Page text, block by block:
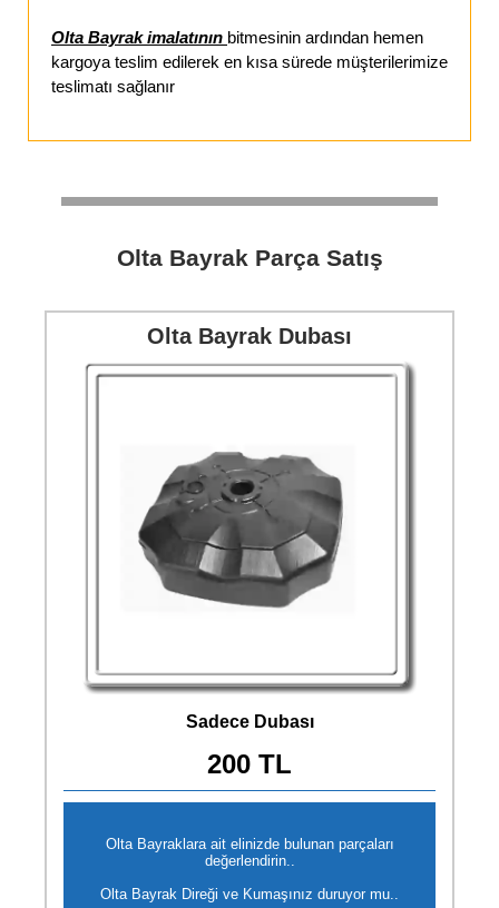
Olta Bayrak imalatının bitmesinin ardından hemen
kargoya teslim edilerek en kısa sürede müşterilerimize
teslimatı sağlanır
Olta Bayrak Parça Satış
Olta Bayrak Dubası
Sadece Dubası
200 TL
Olta Bayraklara ait elinizde bulunan parçaları
değerlendirin..
Olta Bayrak Direği ve Kumaşınız duruyor mu..